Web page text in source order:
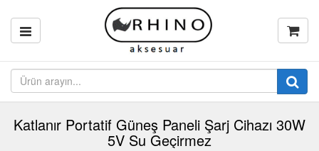
Katlanır Portatif Güneş Paneli Şarj Cihazı 30W
5V Su Geçirmez